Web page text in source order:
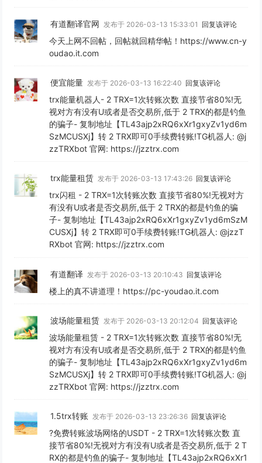
有道翻译官网 发布于 2026-03-13 15:33:01 回复该评论
今天上网不回帖，回帖就回精华帖！https://www.cn-y
oudao.it.com
便宜能量 发布于 2026-03-13 16:22:40 回复该评论
trx能量机器人- 2 TRX=1次转账次数 直接节省80%!无
视对方有没有U或者是否交易所,低于 2 TRX的都是钓鱼
的骗子- 复制地址【TL43ajp2xRQ6xXr1gxyZv1yd6m
SzMCUSXj】转 2 TRX即可0手续费转账!TG机器人: @j
zzTRXbot 官网: https://jzztrx.com
trx能量租赁 发布于 2026-03-13 17:43:26 回复该评论
trx闪租 - 2 TRX=1次转账次数 直接节省80%!无视对方
有没有U或者是否交易所,低于 2 TRX的都是钓鱼的骗
子- 复制地址【TL43ajp2xRQ6xXr1gxyZv1yd6mSzM
CUSXj】转 2 TRX即可0手续费转账!TG机器人: @jzzT
RXbot 官网: https://jzztrx.com
有道翻译 发布于 2026-03-13 20:10:43 回复该评论
楼上的真不讲道理！https://pc-youdao.it.com
波场能量租赁 发布于 2026-03-13 20:12:04 回复该评论
波场能量租赁 - 2 TRX=1次转账次数 直接节省80%!无
视对方有没有U或者是否交易所,低于 2 TRX的都是钓鱼
的骗子- 复制地址【TL43ajp2xRQ6xXr1gxyZv1yd6m
SzMCUSXj】转 2 TRX即可0手续费转账!TG机器人: @j
zzTRXbot 官网: https://jzztrx.com
1.5trx转账 发布于 2026-03-13 23:26:36 回复该评论
?免费转账波场网络的USDT - 2 TRX=1次转账次数 直
接节省80%!无视对方有没有U或者是否交易所,低于 2 T
RX的都是钓鱼的骗子- 复制地址【TL43ajp2xRQ6xXr1